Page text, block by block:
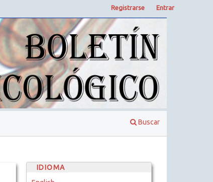
Buscar
Registrarse Entrar
IDIOMA